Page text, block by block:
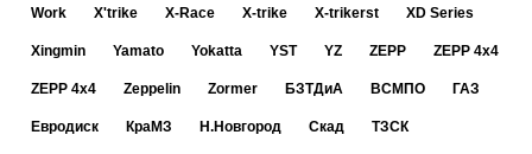
Work X'trike X-Race X-trike X-trikerst XD Series
Xingmin Yamato Yokatta YST YZ ZEPP ZEPP 4x4
ZEPP 4х4 Zeppelin Zormer БЗТДиА ВСМПО ГАЗ
Евродиск КраМЗ Н.Новгород Скад ТЗСК